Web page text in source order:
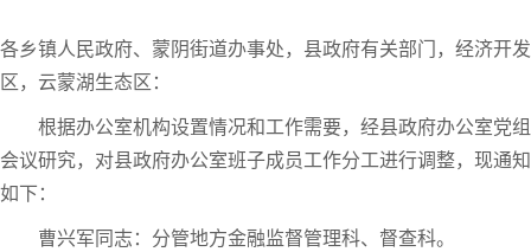
各乡镇人民政府、蒙阴街道办事处，县政府有关部门，经济开发
区，云蒙湖生态区：
根据办公室机构设置情况和工作需要，经县政府办公室党组
会议研究，对县政府办公室班子成员工作分工进行调整，现通知
如下：
曹兴军同志：分管地方金融监督管理科、督查科。